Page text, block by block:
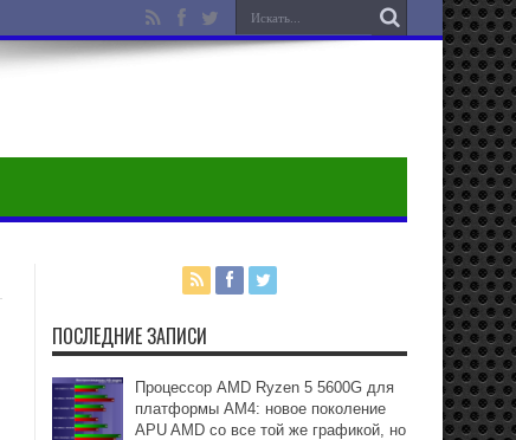
ПОСЛЕДНИЕ ЗАПИСИ
Процессор AMD Ryzen 5 5600G для
платформы АМ4: новое поколение
APU AMD со все той же графикой, но